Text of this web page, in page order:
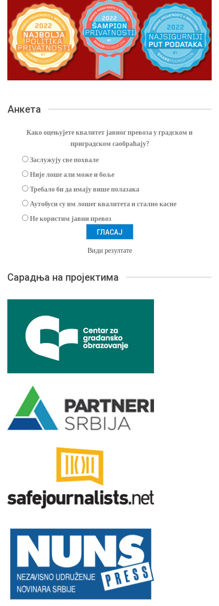
Анкета
Како оцењујете квалитет јавног превоза у градском и
приградском саобраћају?
Заслужују све похвале
Није лоше али може и боље
Требало би да имају више полазака
Аутобуси су им лошег квалитета и стално касне
Не користим јавни превоз
Види резултате
Сарадња на пројектима